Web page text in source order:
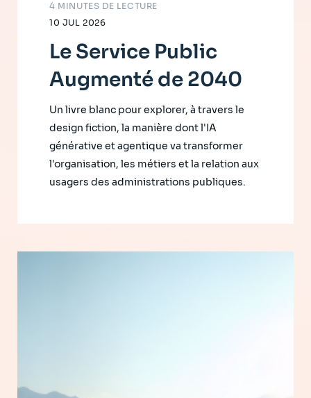
10 JUL 2026
4 MINUTES DE LECTURE
Le Service Public
Augmenté de 2040
Un livre blanc pour explorer, à travers le
design fiction, la manière dont l'IA
générative et agentique va transformer
l'organisation, les métiers et la relation aux
usagers des administrations publiques.